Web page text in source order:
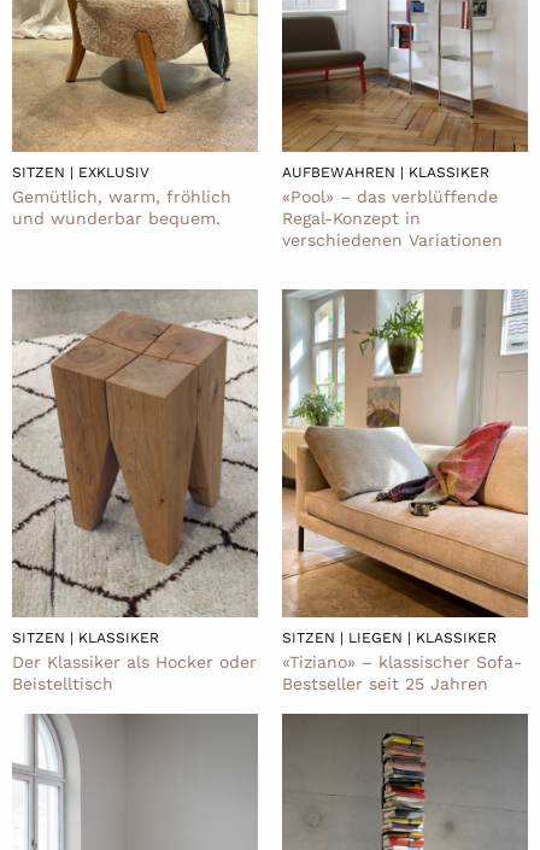
SITZEN | EXKLUSIV
Gemütlich, warm, fröhlich
und wunderbar bequem.
AUFBEWAHREN | KLASSIKER
«Pool» – das verblüffende
Regal-Konzept in
verschiedenen Variationen
SITZEN | KLASSIKER
Der Klassiker als Hocker oder
Beistelltisch
SITZEN | LIEGEN | KLASSIKER
«Tiziano» – klassischer Sofa-
Bestseller seit 25 Jahren